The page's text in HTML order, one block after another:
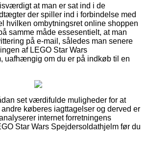
at man er sat ind i de
der spiller ind i forbindelse med
hvilken ombytningsret online shoppen
samme måde essesentielt, at man
på e-mail, således man senere
af LEGO Star Wars
uafhængig om du er på indkøb til en
set værdifulde muligheder for at
køberes iagttagelser og derved er
internet forretningens
Star Wars Spejdersoldathjelm før du